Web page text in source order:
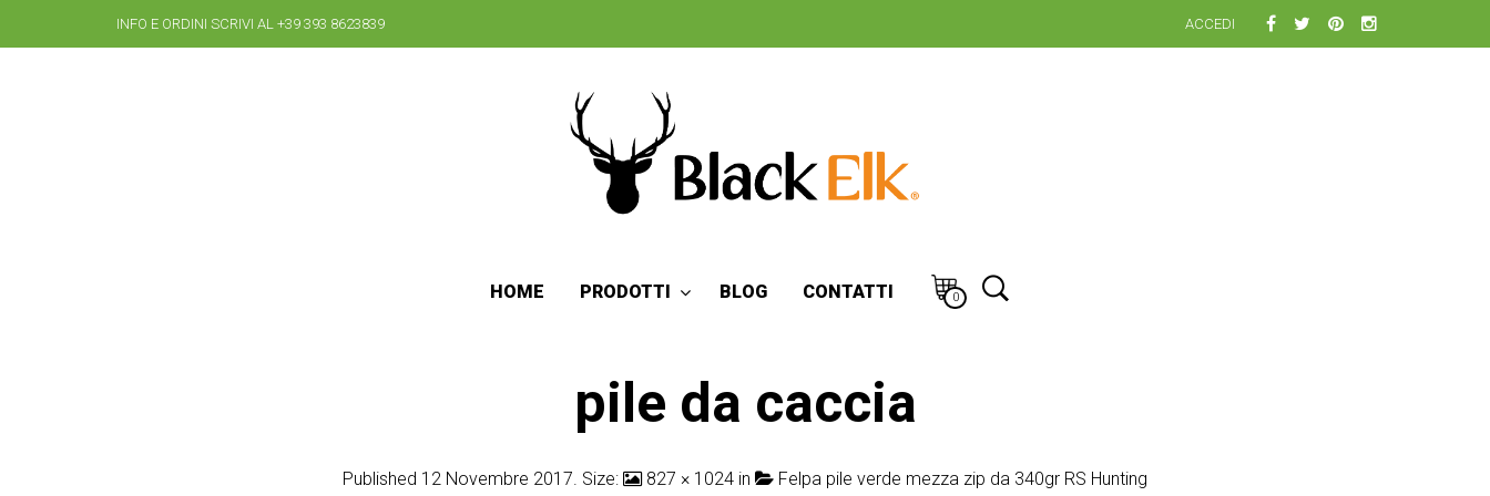
INFO E ORDINI SCRIVI AL +39 393 8623839 ACCEDI
HOME PRODOTTI BLOG CONTATTI 0
pile da caccia
Published 12 Novembre 2017 . Size: 827 × 1024 in Felpa pile verde mezza zip da 340gr RS Hunting